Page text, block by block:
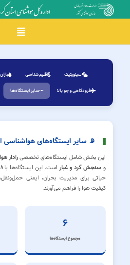
navigation
سینوپتیک اقلیم‌شناسی
فرودگاهی و جو بالا سایر ایستگاه‌ها
📡 سایر ایستگاه‌های هواشناسی
این بخش شامل ایستگاه‌های تخصصیرادار
و سنجش گرد و غبار است. این ایستگاه‌ها با
حیاتی برای مدیریت بحران، ایمنی
کیفیت هوا را فراهم می‌آورند.
۶
مجموع ایستگاه‌ها